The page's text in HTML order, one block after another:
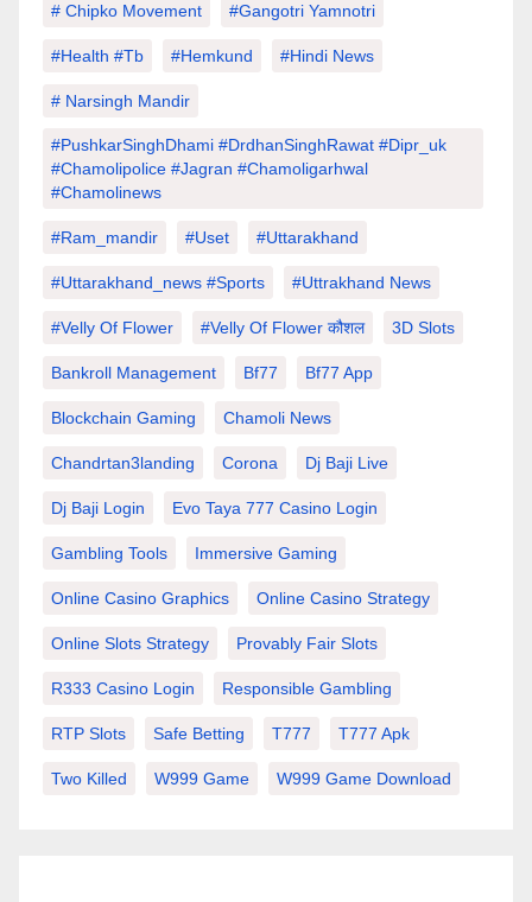
# Chipko Movement #Gangotri Yamnotri
#Health #tb #hemkund #hindi News
# Narsingh Mandir
#PushkarSinghDhami #drdhanSinghRawat #dipr_uk
#chamolipolice #Jagran #chamoligarhwal
#chamolinews
#Ram_mandir #uset #uttarakhand
#Uttarakhand_news #sports #Uttrakhand News
#velly Of Flower #velly Of Flower कौशल 3D Slots
Bankroll Management Bf77 Bf77 App
Blockchain Gaming Chamoli News
Chandrtan3landing Corona Dj Baji Live
Dj Baji Login Evo Taya 777 Casino Login
Gambling Tools Immersive Gaming
Online Casino Graphics Online Casino Strategy
Online Slots Strategy Provably Fair Slots
R333 Casino Login Responsible Gambling
RTP Slots Safe Betting T777 T777 Apk
Two Killed W999 Game W999 Game Download